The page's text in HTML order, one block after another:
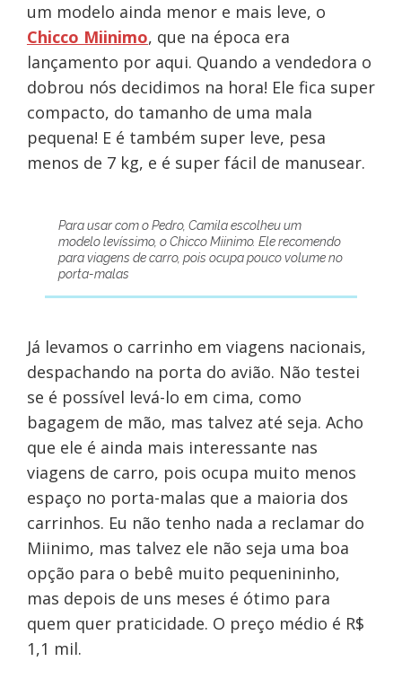
um modelo ainda menor e mais leve, o
Chicco Miinimo, que na época era
lançamento por aqui. Quando a vendedora o
dobrou nós decidimos na hora! Ele fica super
compacto, do tamanho de uma mala
pequena! E é também super leve, pesa
menos de 7 kg, e é super fácil de manusear.
Para usar com o Pedro, Camila escolheu um
modelo levíssimo, o Chicco Miinimo. Ele recomendo
para viagens de carro, pois ocupa pouco volume no
porta-malas
Já levamos o carrinho em viagens nacionais,
despachando na porta do avião. Não testei
se é possível levá-lo em cima, como
bagagem de mão, mas talvez até seja. Acho
que ele é ainda mais interessante nas
viagens de carro, pois ocupa muito menos
espaço no porta-malas que a maioria dos
carrinhos. Eu não tenho nada a reclamar do
Miinimo, mas talvez ele não seja uma boa
opção para o bebê muito pequenininho,
mas depois de uns meses é ótimo para
quem quer praticidade. O preço médio é R$
1,1 mil.